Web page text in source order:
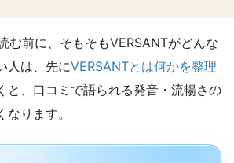
む前に、そもそもVERSANTがどんな
人は、先にVERSANTとは何かを整理
と、口コミで語られる発音・流暢さの
ります。